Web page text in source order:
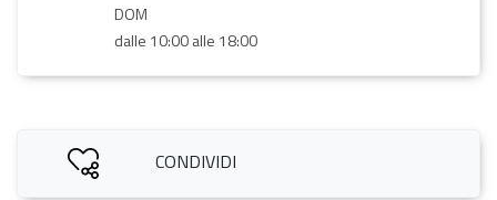
DOM
dalle 10:00 alle 18:00
CONDIVIDI